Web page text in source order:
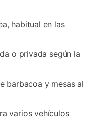
habitual en las
o privada según la
barbacoa y mesas al
varios vehículos